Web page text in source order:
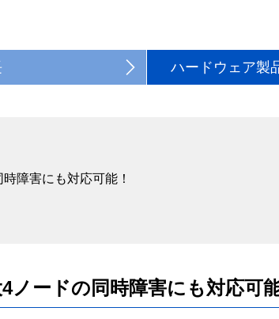
ハードウェア製
障害にも対応可能！
ードの同時障害にも対応可能